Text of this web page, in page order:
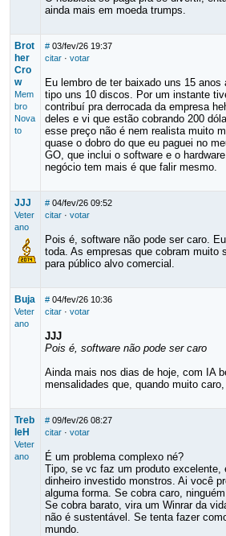
ainda mais em moeda trumps.
Brot
her
Cro
w
Mem
bro
Nova
to
# 03/fev/26 19:37
citar· votar
Eu lembro de ter baixado uns 15
tipo uns 10 discos. Por um instante
contribuí pra derrocada da empresa
deles e vi que estão cobrando 200
esse preço não é nem realista muito
quase o dobro do que eu paguei no
GO, que inclui o software e o
negócio tem mais é que falir mesmo.
JJJ
Veter
ano
# 04/fev/26 09:52
citar· votar
Pois é, software não pode ser caro.
toda. As empresas que cobram muito
para público alvo comercial.
Buja
Veter
ano
# 04/fev/26 10:36
citar· votar
JJJ
Pois é, software não pode ser caro
Ainda mais nos dias de hoje, com IA
mensalidades que, quando muito
Treb
leH
Veter
ano
# 09/fev/26 08:27
citar· votar
É um problema complexo né?
Tipo, se vc faz um produto excelente,
dinheiro investido monstros. Ai você
alguma forma. Se cobra caro,
Se cobra barato, vira um Winrar da
não é sustentável. Se tenta fazer
mundo.